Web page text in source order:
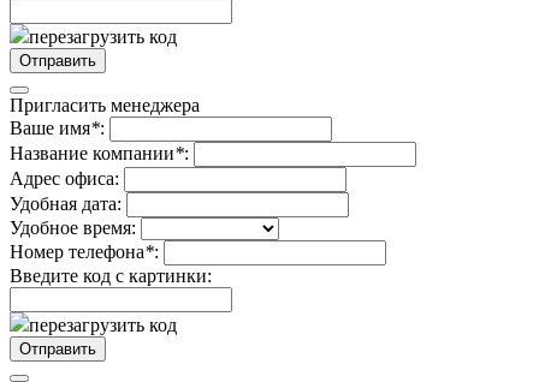
перезагрузить код
Пригласить менеджера
Ваше имя*:
Название компании*:
Адрес офиса:
Удобная дата:
Удобное время:
Номер телефона*:
Введите код с картинки:
перезагрузить код